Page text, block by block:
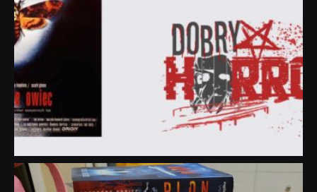
dobryhorror
Lip 31